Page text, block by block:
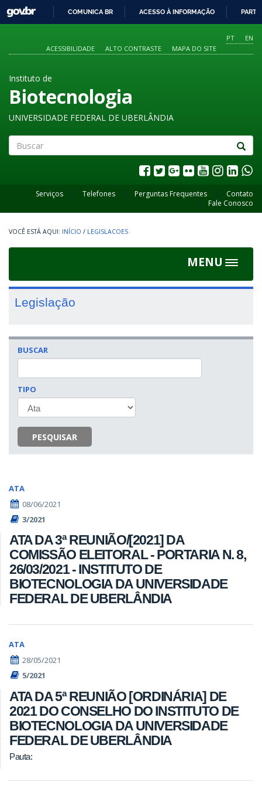
O
CONTEÚDO
GOVBR
COMUNICA BR ACESSO À INFORMAÇÃO
PT
EN
ACESSIBILIDADE
ALTO CONTRASTE MAPA DO SITE
Instituto de
Biotecnologia
UNIVERSIDADE FEDERAL DE UBERLÂNDIA
Serviços Telefones Perguntas Frequentes
Contato
Fale Conosco
INÍCIO / LEGISLACOES
MENU
Toggle
Legislação
BUSCAR
TIPO
PESQUISAR
ATA
08/06/2021
3/2021
ATA DA 3ª REUNIÃO/[2021] DA
COMISSÃO ELEITORAL - PORTARIA N. 8,
26/03/2021 - INSTITUTO DE
BIOTECNOLOGIA DA UNIVERSIDADE
FEDERAL DE UBERLÂNDIA
ATA
28/05/2021
5/2021
ATA DA 5ª REUNIÃO [ORDINÁRIA] DE
2021 DO CONSELHO DO INSTITUTO DE
BIOTECNOLOGIA DA UNIVERSIDADE
FEDERAL DE UBERLÂNDIA
Pauta: